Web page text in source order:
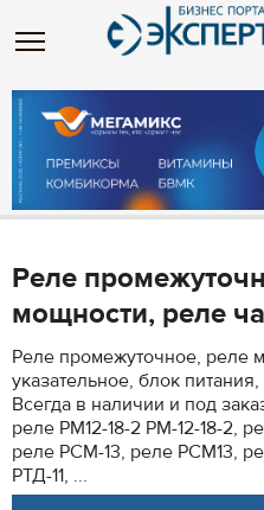
Реле
мощности, реле
Реле промежуточное, реле
указательное, блок
Всегда в наличии и под
реле РМ12-18-2 РМ-12-18-2,
реле РСМ-13, реле РСМ13,
РТД-11, ...